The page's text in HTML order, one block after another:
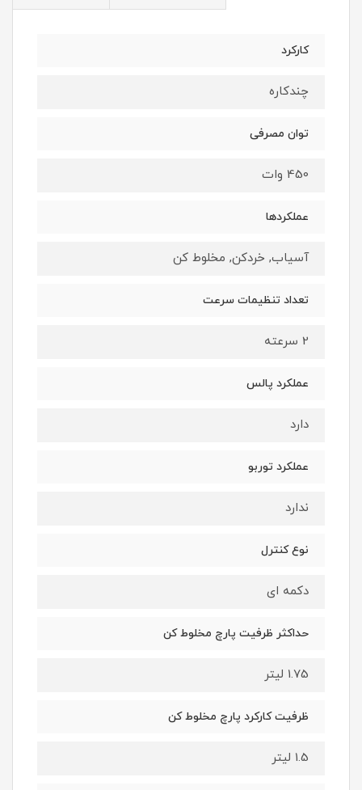
کارکرد
چندکاره
توان مصرفی
450 وات
عملکردها
آسیاب, خردکن, مخلوط کن
تعداد تنظیمات سرعت
2 سرعته
عملکرد پالس
دارد
عملکرد توربو
ندارد
نوع کنترل
دکمه ای
حداکثر ظرفیت پارچ مخلوط کن
1.75 لیتر
ظرفیت کارکرد پارچ مخلوط کن
1.5 لیتر